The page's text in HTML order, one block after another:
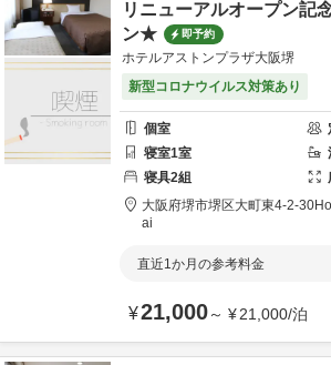
リニューアルオープン記
ン★
即予約
ホテルアストンプラザ大阪堺
新型コロナウイルス対策あり
個室
寝室1室
寝具2組
大阪府堺市堺区大町東4-2-30
ai
直近1か月の参考料金
¥21,000～ ¥21,000/泊